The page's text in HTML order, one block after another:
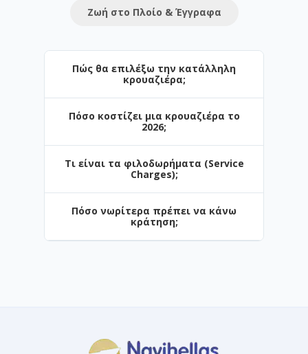
Ζωή στο Πλοίο & Έγγραφα
Πώς θα επιλέξω την κατάλληλη
κρουαζιέρα;
Η επιλογή εξαρτάται από τον προορισμό
και το στυλ των διακοπών σας. Στο
Navihellas προσφέρουμε από σύντομες
3ήμερες αποδράσεις έως πολυήμερες
κρουαζιέρες. Αν ταξιδεύετε πρώτη φορά,
το Αιγαίο είναι η ιδανική αρχή.
Πόσο κοστίζει μια κρουαζιέρα το
2026;
Οι τιμές ξεκινούν από μόλις €. Το
κόστος επηρεάζεται από την περίοδο
κράτησης, τον τύπο της καμπίνας και τις
παροχές (π.χ. πακέτα ποτών).
Τι είναι τα φιλοδωρήματα (Service
Charges);
Είναι μια ημερήσια χρέωση για το
προσωπικό. Σε ορισμένες εταιρείες (π.χ.
Celestyal) περιλαμβάνονται στην τιμή,
Πόσο νωρίτερα πρέπει να κάνω
κράτηση;